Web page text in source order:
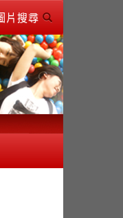
片搜尋